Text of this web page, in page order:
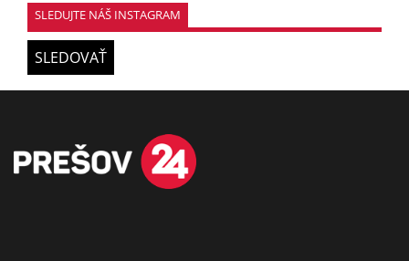
SLEDUJTE NÁŠ INSTAGRAM
SLEDOVAŤ